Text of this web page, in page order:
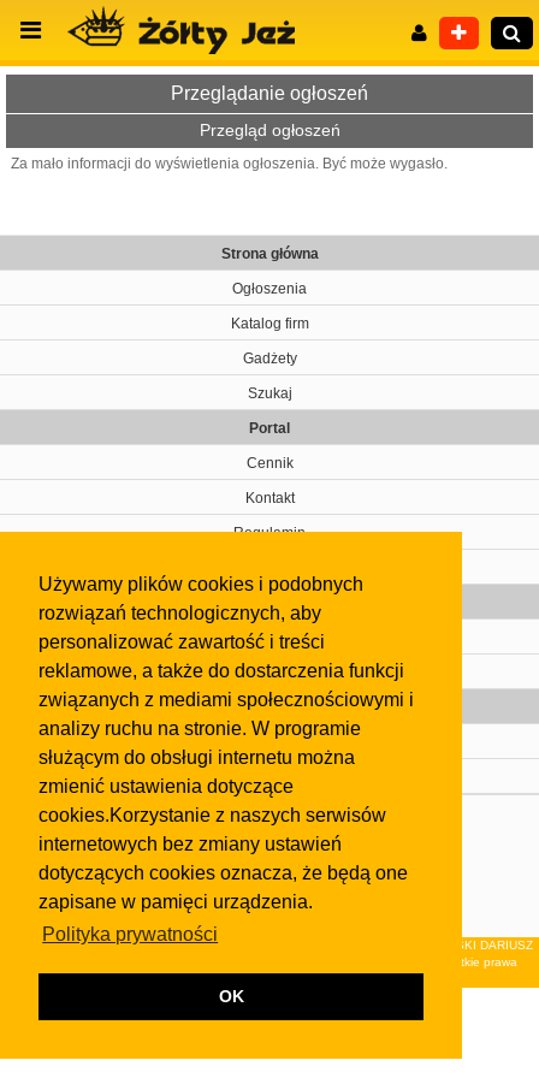
Używamy plików cookies i podobnych
rozwiązań technologicznych, aby
personalizować zawartość i treści
reklamowe, a także do dostarczenia funkcji
związanych z mediami społecznościowymi i
analizy ruchu na stronie. W programie
służącym do obsługi internetu można
zmienić ustawienia dotyczące
cookies.Korzystanie z naszych serwisów
internetowych bez zmiany ustawień
dotyczących cookies oznacza, że będą one
zapisane w pamięci urządzenia.
Polityka prywatności
OK
Przeglądanie ogłoszeń
Przegląd ogłoszeń
Za mało informacji do wyświetlenia ogłoszenia. Być może wygasło.
Strona główna
Ogłoszenia
Katalog firm
Gadżety
Szukaj
Portal
Cennik
Kontakt
Regulamin
Gazeta
Olkusz
Kontakt
Strefa dla biznesu
Biura nieruchomości
Dealerzy i autokomisy
Skontaktuj się z nami
regulaminuiPolityki Prywatności.
Klauzula FB
© 2026Wydawnictwo NEON sp. z o.o. (dawniej: FIRMA NEON MAREK KLUCZEWSKI DARIUSZ
KRAWCZYK s.c.) z siedzibą w Olkuszu, ul.Żuradzka 15, 32-300 Olkusz . Wszystkie prawa